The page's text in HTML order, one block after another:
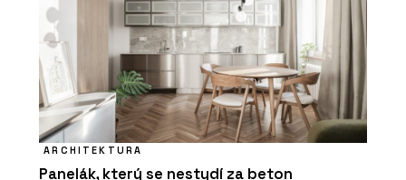
ARCHITEKTURA
Panelák, který se nestydí za beton